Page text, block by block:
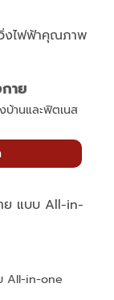
าย
านและฟิตเนส
All-in-one